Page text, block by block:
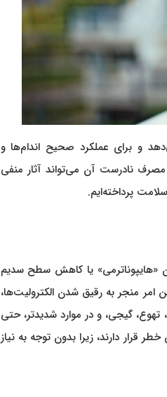
۶۰ درصد از بدن را تشکیل می‌دهد و برای عملکرد صحیح اندام‌ها و
نادرست آن می‌تواند آثار منفی
پرداخته‌ایم.
یا کاهش سطح سدیم
امر منجر به رقیق شدن الکترولیت‌ها،
گیجی، و در موارد شدیدتر، حتی
دارند، زیرا بدون توجه به نیاز